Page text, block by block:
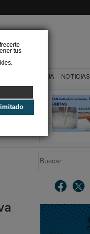
tus
BAÑO Y AGUA NOTICIAS
le va a
u
r